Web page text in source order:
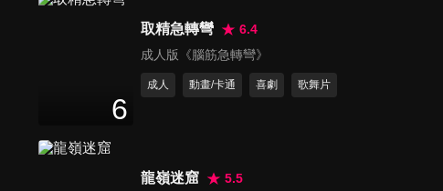
虎王-王者歸來
關中詭事之霧隱藏棺 預告
6
取精急轉彎
6.4
成人版《腦筋急轉彎》
成人 動畫/卡通 喜劇 歌舞片
龍嶺迷窟
5.5